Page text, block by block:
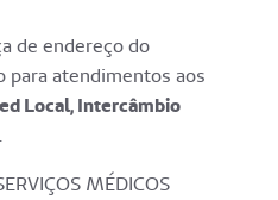
de endereço do
para atendimentos aos
Local, Intercâmbio
.
MÉDICOS